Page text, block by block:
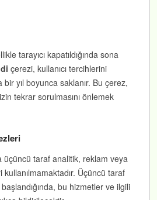
tarayıcı kapatıldığında sona
çerezi, kullanıcı tercihlerini
yıl boyunca saklanır. Bu çerez,
tekrar sorulmasını önlemek
üçüncü taraf analitik, reklam veya
Üçüncü taraf
bu hizmetler ve ilgili